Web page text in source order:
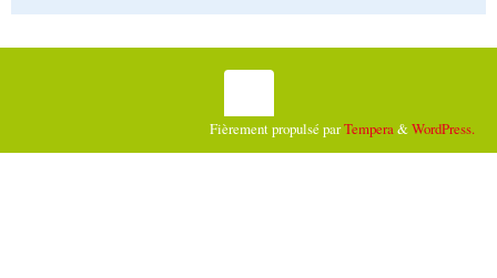
Fièrement propulsé parTempera&WordPress.